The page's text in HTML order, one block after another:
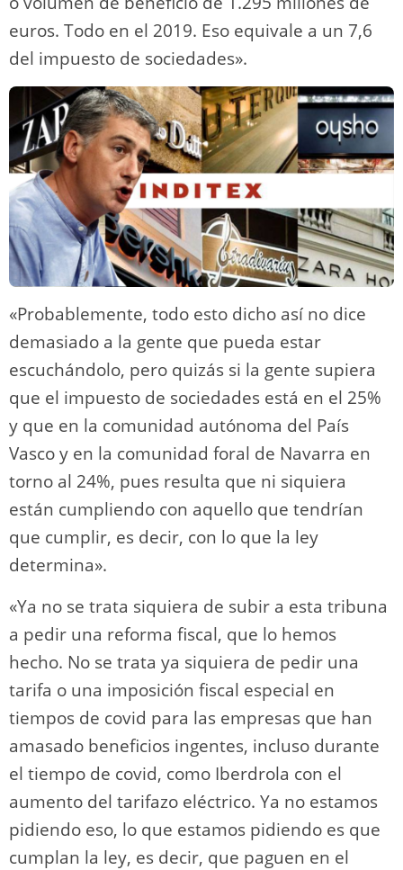
euros. Todo en el 2019. Eso equivale a un 7,6
del impuesto de sociedades».
«Probablemente, todo esto dicho así no dice
demasiado a la gente que pueda estar
escuchándolo, pero quizás si la gente supiera
que el impuesto de sociedades está en el 25%
y que en la comunidad autónoma del País
Vasco y en la comunidad foral de Navarra en
torno al 24%, pues resulta que ni siquiera
están cumpliendo con aquello que tendrían
que cumplir, es decir, con lo que la ley
determina».
«Ya no se trata siquiera de subir a esta tribuna
a pedir una reforma fiscal, que lo hemos
hecho. No se trata ya siquiera de pedir una
tarifa o una imposición fiscal especial en
tiempos de covid para las empresas que han
amasado beneficios ingentes, incluso durante
el tiempo de covid, como Iberdrola con el
aumento del tarifazo eléctrico. Ya no estamos
pidiendo eso, lo que estamos pidiendo es que
cumplan la ley, es decir, que paguen en el